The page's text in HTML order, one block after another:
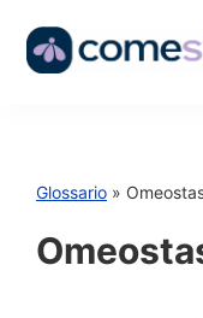
Glossario »